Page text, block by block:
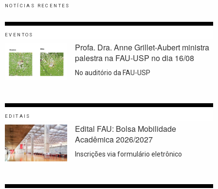
NOTÍCIAS RECENTES
EVENTOS
Profa. Dra. Anne Grillet-Aubert ministra
palestra na FAU-USP no dia 16/08
No auditório da FAU-USP
EDITAIS
Edital FAU: Bolsa Mobilidade
Acadêmica 2026/2027
Inscrições via formulário eletrônico